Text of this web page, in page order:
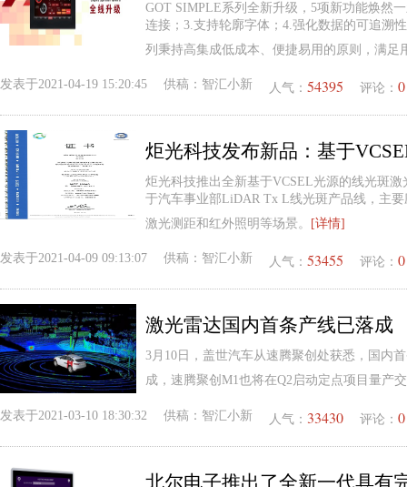
GOT SIMPLE系列全新升级，5项新功能焕然
连接；3.支持轮廓字体；4.强化数据的可追溯
列秉持高集成低成本、便捷易用的原则，满足
发表于2021-04-19 15:20:45 供稿： 智汇小新 人气： 54395 评论： 0
炬光科技推出全新基于VCSEL光源的线光斑
于汽车事业部LiDAR Tx L线光斑产品线，主
激光测距和红外照明等场景。
[详情]
发表于2021-04-09 09:13:07 供稿： 智汇小新 人气： 53455 评论： 0
激光雷达国内首条产线已落成
3月10日，盖世汽车从速腾聚创处获悉，国内
成，速腾聚创M1也将在Q2启动定点项目量产
发表于2021-03-10 18:30:32 供稿： 智汇小新 人气： 33430 评论： 0